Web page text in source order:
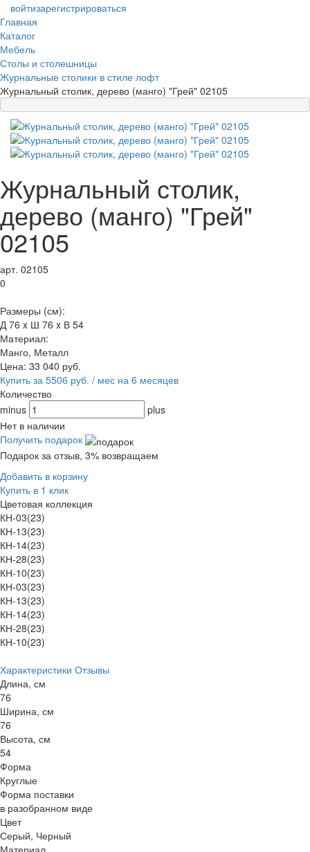
войтизарегистрироваться
Главная
Каталог
Мебель
Столы и столешницы
Журнальные столики в стиле лофт
Журнальный столик, дерево (манго) "Грей" 02105
Журнальный столик,
дерево (манго) "Грей"
02105
арт. 02105
0
Размеры (см):
Д 76 x Ш 76 x В 54
Материал:
Манго, Металл
Цена: 33 040 руб.
Купить за 5506 руб. / мес на 6 месяцев
Количество
minus
plus
Нет в наличии
Получить подарок
Подарок за отзыв, 3% возвращаем
Добавить в корзину
Купить в 1 клик
Цветовая коллекция
КН-03(23)
КН-13(23)
КН-14(23)
КН-28(23)
КН-10(23)
КН-03(23)
КН-13(23)
КН-14(23)
КН-28(23)
КН-10(23)
Характеристики Отзывы
Длина, см
76
Ширина, см
76
Высота, см
54
Форма
Круглые
Форма поставки
в разобранном виде
Цвет
Серый, Черный
Материал